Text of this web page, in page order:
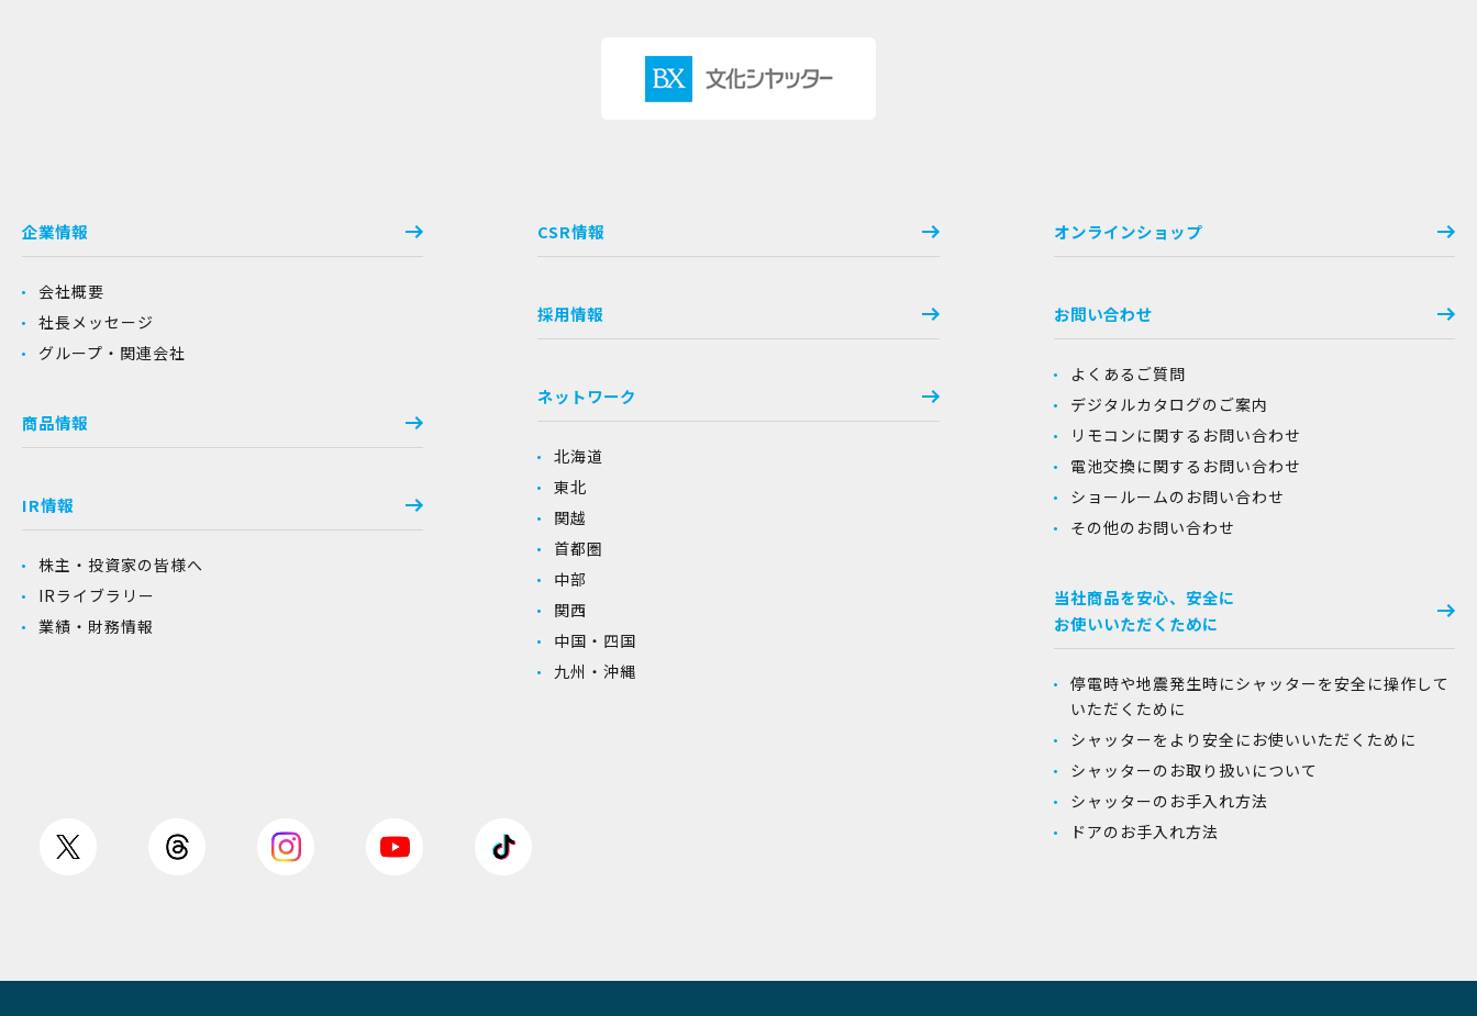
企業情報
会社概要
社長メッセージ
グループ・関連会社
商品情報
IR情報
株主・投資家の皆様へ
IRライブラリー
業績・財務情報
CSR情報
採用情報
ネットワーク
北海道
東北
関越
首都圏
中部
関西
中国・四国
九州・沖縄
オンラインショップ
お問い合わせ
よくあるご質問
デジタルカタログのご案内
リモコンに関するお問い合わせ
電池交換に関するお問い合わせ
ショールームのお問い合わせ
その他のお問い合わせ
当社商品を安心、安全に
お使いいただくために
停電時や地震発生時にシャッターを安全に操作して
いただくために
シャッターをより安全にお使いいただくために
シャッターのお取り扱いについて
シャッターのお手入れ方法
ドアのお手入れ方法